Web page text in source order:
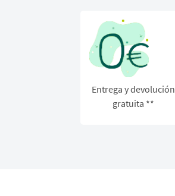
Entrega y devolución
gratuita **